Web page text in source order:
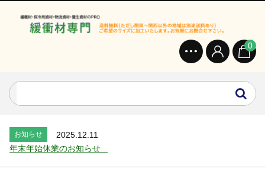
0
オンラインショップを開設いたしました。...
お知らせ
2026.7.24
お知らせ
2025.12.11
年末年始休業のお知らせ...